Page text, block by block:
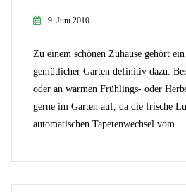
9. Juni 2010
Zu einem schönen Zuhause gehört
gemütlicher Garten definitiv dazu.
oder an warmen Frühlings- oder
gerne im Garten auf, da die frische
automatischen Tapetenwechsel vom…